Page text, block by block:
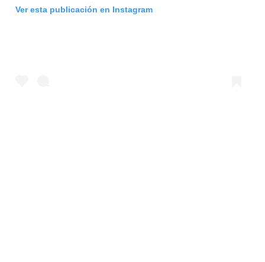
Ver esta publicación en Instagram